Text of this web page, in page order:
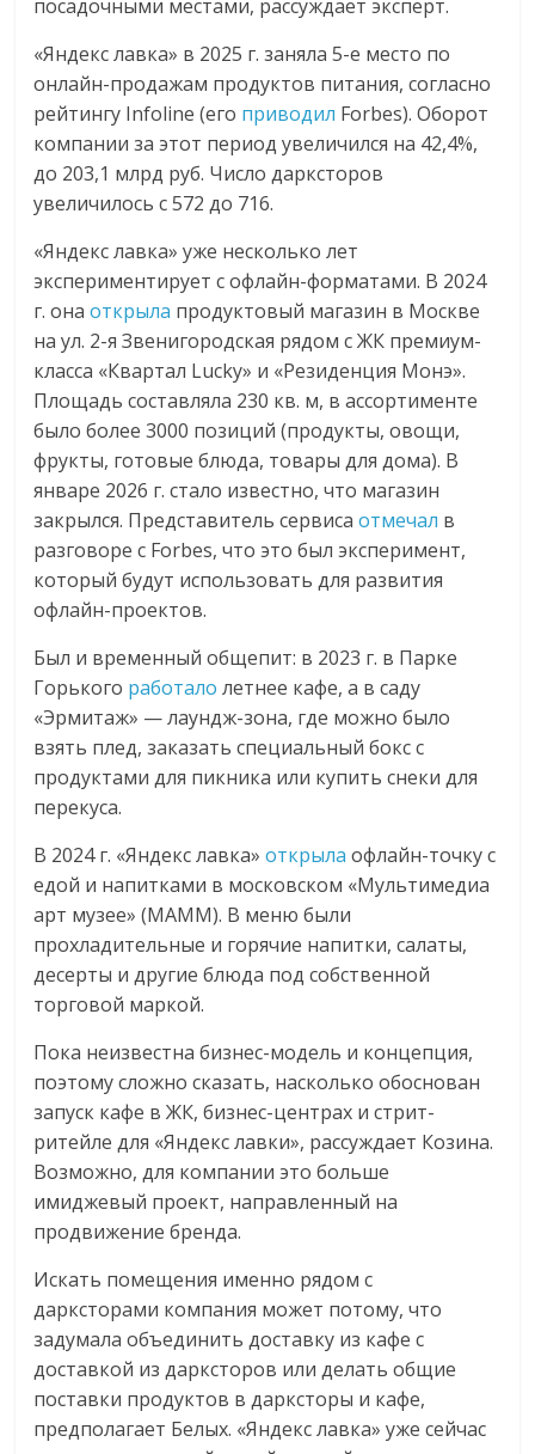
посадочными местами, рассуждает эксперт.
«Яндекс лавка» в 2025 г. заняла 5-е место по
онлайн-продажам продуктов питания, согласно
рейтингу Infoline (его приводил Forbes). Оборот
компании за этот период увеличился на 42,4%,
до 203,1 млрд руб. Число дарксторов
увеличилось с 572 до 716.
«Яндекс лавка» уже несколько лет
экспериментирует с офлайн-форматами. В 2024
г. онаоткрыла продуктовый магазин в Москве
на ул. 2-я Звенигородская рядом с ЖК премиум-
класса «Квартал Lucky» и «Резиденция Монэ».
Площадь составляла 230 кв. м, в ассортименте
было более 3000 позиций (продукты, овощи,
фрукты, готовые блюда, товары для дома). В
январе 2026 г. стало известно, что магазин
закрылся. Представитель сервисаотмечал в
разговоре с Forbes, что это был эксперимент,
который будут использовать для развития
офлайн-проектов.
Был и временный общепит: в 2023 г. в Парке
Горького работало летнее кафе, а в саду
«Эрмитаж» — лаундж-зона, где можно было
взять плед, заказать специальный бокс с
продуктами для пикника или купить снеки для
перекуса.
В 2024 г. «Яндекс лавка»открыла офлайн-точку с
едой и напитками в московском «Мультимедиа
арт музее» (МАММ). В меню были
прохладительные и горячие напитки, салаты,
десерты и другие блюда под собственной
торговой маркой.
Пока неизвестна бизнес-модель и концепция,
поэтому сложно сказать, насколько обоснован
запуск кафе в ЖК, бизнес-центрах и стрит-
ритейле для «Яндекс лавки», рассуждает Козина.
Возможно, для компании это больше
имиджевый проект, направленный на
продвижение бренда.
Искать помещения именно рядом с
дарксторами компания может потому, что
задумала объединить доставку из кафе с
доставкой из дарксторов или делать общие
поставки продуктов в дарксторы и кафе,
предполагает Белых. «Яндекс лавка» уже сейчас